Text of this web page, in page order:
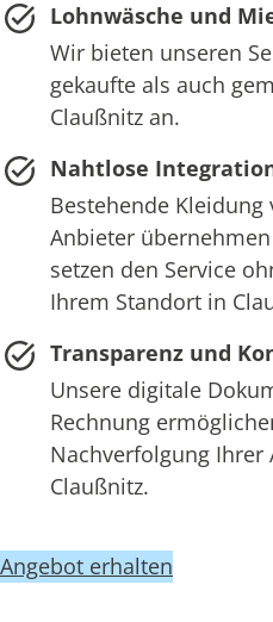
Lohnwäsche und
Wir bieten unseren
gekaufte als auch
Claußnitz an.
Nahtlose
Bestehende
Anbieter
setzen den Service
Ihrem Standort in
Transparenz und
Unsere digitale
Rechnung
Nachverfolgung Ihrer
Claußnitz.
Angebot erhalten